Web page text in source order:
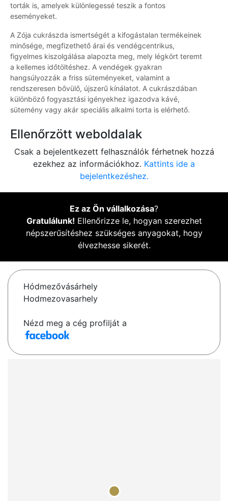
torták is, amelyek különlegessé teszik a fontos
eseményeket.
A Zója cukrászda ismertségét a kifogástalan termékeinek
minősége, megfizethető árai és vendégcentrikus,
figyelmes kiszolgálása alapozta meg, mely légkört teremt
a kellemes időtöltéshez. A vendégek gyakran
hangsúlyozzák a friss süteményeket, valamint a
rendszeresen bővülő, újszerű kínálatot. A cukrászdában
különböző fogyasztási igényekhez igazodva kávé,
sütemény vagy akár speciális alkalmi torta is elérhető.
Ellenőrzött weboldalak
Csak a bejelentkezett felhasználók férhetnek hozzá
ezekhez az információkhoz. Kattints ide a
bejelentkezéshez.
Ez az Ön vállalkozása?
Gratulálunk! Ellenőrizze le, hogyan szerezhet
népszerűsítéshez szükséges anyagokat, hogy
élvezhesse sikerét.
Hódmezővásárhely
Hodmezovasarhely
Nézd meg a cég profilját a